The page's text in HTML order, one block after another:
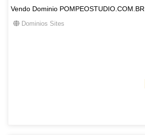
Vendo Dominio POMPEOSTUDIO.COM.BR
Dominios Sites